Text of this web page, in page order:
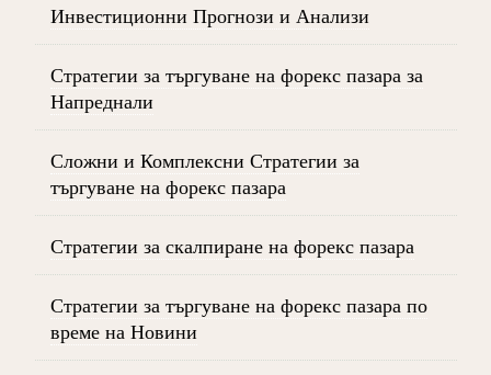
Инвестиционни Прогнози и Анализи
Стратегии за търгуване на форекс пазара за
Напреднали
Сложни и Комплексни Стратегии за
търгуване на форекс пазара
Стратегии за скалпиране на форекс пазара
Стратегии за търгуване на форекс пазара по
време на Новини